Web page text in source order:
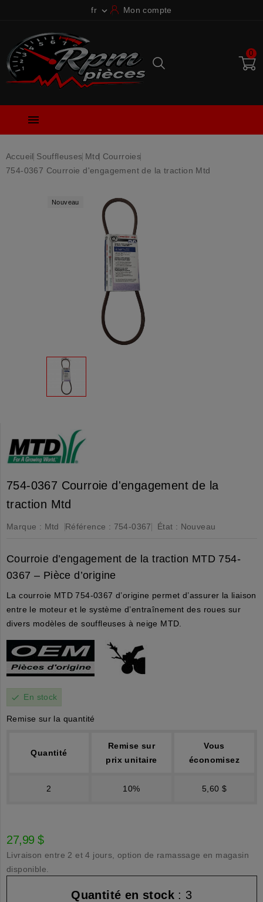
fr  Mon compte
0

Accueil Souffleuses Mtd Courroies
754-0367 Courroie d'engagement de la traction Mtd
Nouveau
754-0367 Courroie d'engagement de la
traction Mtd
Marque : Mtd Référence : 754-0367 État : Nouveau
Courroie d’engagement de la traction MTD 754-
0367 – Pièce d’origine
La courroie MTD 754-0367 d’origine permet d’assurer la liaison
entre le moteur et le système d’entraînement des roues sur
divers modèles de souffleuses à neige MTD.
check En stock
Remise sur la quantité
Quantité
Remise sur
prix unitaire
Vous
économisez
2 10% 5,60 $
27,99 $
Livraison entre 2 et 4 jours, option de ramassage en magasin
disponible.
Quantité en stock : 3